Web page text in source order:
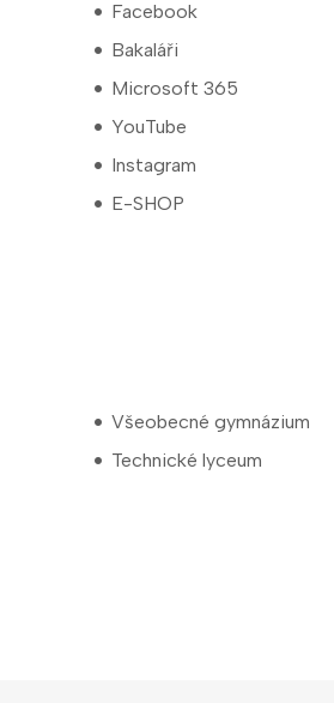
Facebook
Bakaláři
Microsoft 365
YouTube
Instagram
E-SHOP
Všeobecné gymnázium
Technické lyceum